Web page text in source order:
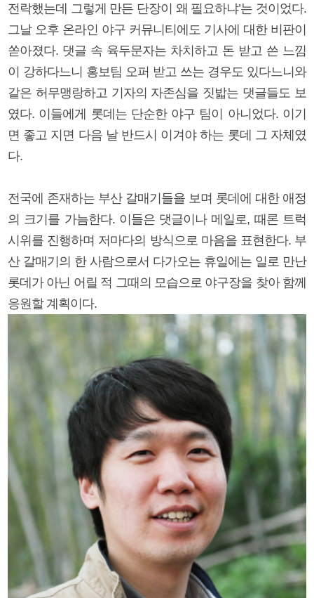
전락했는데 그렇게 만든 단장이 왜 필요하냐’는 것이었다.
그날 오후 온라인 야구 커뮤니티에도 기사에 대한 비판이
쏟아졌다. 댓글 속 육두문자는 차치하고 돈 받고 쓴 느낌
이 강하다느니 홍보팀 오퍼 받고 쓰는 경우도 있다느니와
같은 허무맹랑하고 기자의 자존심을 짓밟는 댓글들도 보
였다. 이들에게 롯데는 단순한 야구 팀이 아니었다. 이기
면 좋고 지면 다음 날 반드시 이겨야 하는 롯데 그 자체였
다.
전국에 존재하는 부산 갈매기들을 보며 롯데에 대한 애정
의 크기를 가늠한다. 이들은 댓글이나 메일로, 때론 트럭
시위를 진행하며 저마다의 방식으로 마음을 표현한다. 부
산 갈매기의 한 사람으로서 다가오는 휴일에는 일로 만난
롯데가 아닌 어릴 적 그때의 모습으로 야구장을 찾아 함께
응원할 계획이다.